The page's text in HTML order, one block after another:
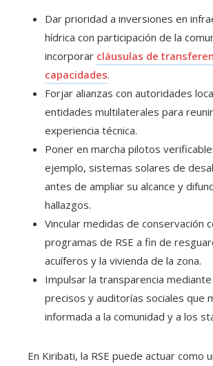
Dar prioridad a inversiones en
hídrica con participación de la
incorporar cláusulas de
capacidades.
Forjar alianzas con autoridades
entidades multilaterales para
experiencia técnica.
Poner en marcha pilotos
ejemplo, sistemas solares de
antes de ampliar su alcance y
hallazgos.
Vincular medidas de conservación
programas de RSE a fin de
acuíferos y la vivienda de la zona.
Impulsar la transparencia
precisos y auditorías sociales que
informada a la comunidad y a los
En Kiribati, la RSE puede actuar como